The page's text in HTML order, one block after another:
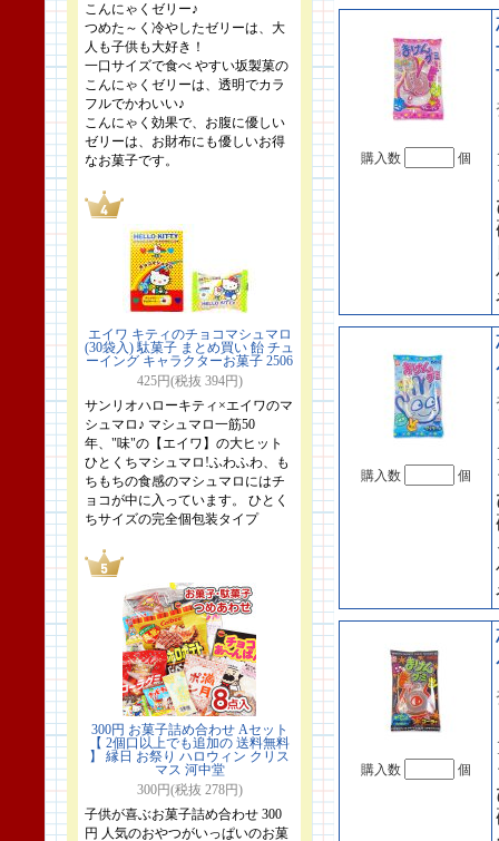
こんにゃくゼリー♪
つめた～く冷やしたゼリーは、大
人も子供も大好き！
一口サイズで食べ やすい坂製菓の
こんにゃくゼリーは、透明でカラ
フルでかわいい♪
こんにゃく効果で、お腹に優しい
ゼリーは、お財布にも優しいお得
なお菓子です。
エイワ キティのチョコマシュマロ
(30袋入) 駄菓子 まとめ買い 飴 チュ
ーイング キャラクターお菓子 2506
425円(税抜 394円)
サンリオハローキティ×エイワのマ
シュマロ♪ マシュマロ一筋50
年、"味"の【エイワ】の大ヒット
ひとくちマシュマロ!ふわふわ、も
ちもちの食感のマシュマロにはチ
ョコが中に入っています。 ひとく
ちサイズの完全個包装タイプ
300円 お菓子詰め合わせ Aセット
【 2個口以上でも追加の 送料無料
】 縁日 お祭り ハロウィン クリス
マス 河中堂
300円(税抜 278円)
子供が喜ぶお菓子詰め合わせ 300
円 人気のおやつがいっぱいのお菓
購入数 個
購入数 個
購入数 個